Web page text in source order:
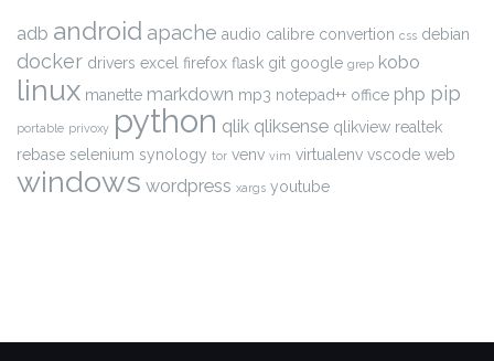
adb android apache audio calibre convertion css debian
docker drivers excel firefox flask git google grep kobo
linux manette markdown mp3 notepad++ office php pip
portable privoxy python qlik qliksense qlikview realtek
rebase selenium synology tor venv vim virtualenv vscode web
windows wordpress xargs youtube